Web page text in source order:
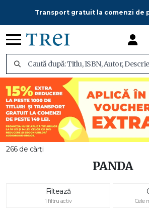
Transport gratuit la comenzi de
266 de cărți
PANDA
Filtează
1 filtru activ Cele